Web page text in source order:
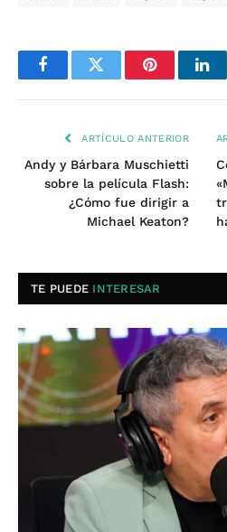
FacebookTwitter Pinterest
ARTÍCULO ANTERIOR
Andy y Bárbara Muschietti
sobre la película Flash:
¿Cómo fue dirigir a
Michael Keaton?
TE PUEDE INTERESAR